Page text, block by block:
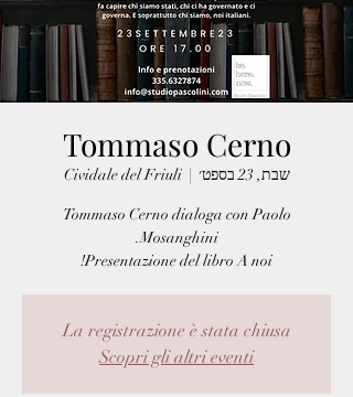
Tommaso Cerno
שבת, 23 בספט׳
  |
Cividale del Friuli
Tommaso Cerno dialoga con Paolo
Presentazione del libro A noi!
La registrazione è stata chiusa
Scopri gli altri eventi